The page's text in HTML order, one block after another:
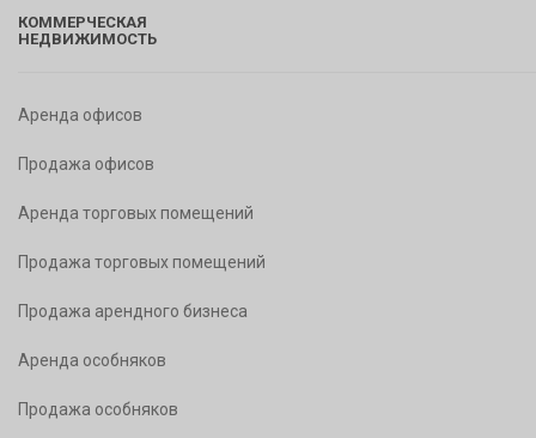
КОММЕРЧЕСКАЯ
НЕДВИЖИМОСТЬ
Аренда офисов
Продажа офисов
Аренда торговых помещений
Продажа торговых помещений
Продажа арендного бизнеса
Аренда особняков
Продажа особняков